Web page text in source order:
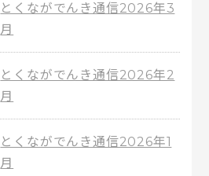
とくながでんき通信2026年3
月
とくながでんき通信2026年2
月
とくながでんき通信2026年1
月